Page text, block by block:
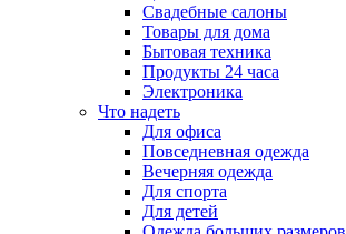
Свадебные салоны
Товары для дома
Бытовая техника
Продукты 24 часа
Электроника
Что надеть
Для офиса
Повседневная одежда
Вечерняя одежда
Для спорта
Для детей